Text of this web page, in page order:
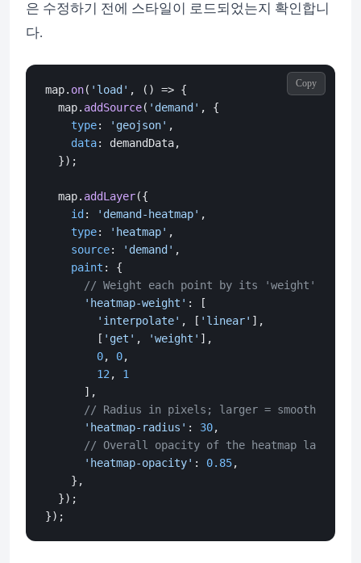
은 수정하기 전에 스타일이 로드되었는지 확인합니
다.
Copy
map. on( 'load' , () => {
  map.
addSource( 'demand' , {
type: 'geojson' ,
data: demandData,
  });
  map.
addLayer({
id: 'demand-heatmap' ,
type: 'heatmap' ,
source: 'demand' ,
paint : {
// Weight each point by its 'weight'
'heatmap-weight' : [
'interpolate' , [ 'linear' ],
        [
'get' , 'weight' ],
0, 0,
12 , 1
      ],
// Radius in pixels; larger = smoother but
'heatmap-radius' : 30,
// Overall opacity of the heatmap layer
'heatmap-opacity' : 0.85,
    },
  });